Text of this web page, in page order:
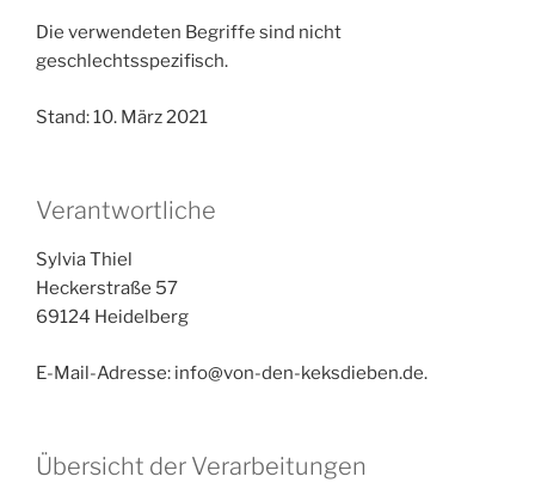
Die verwendeten Begriffe sind nicht
geschlechtsspezifisch.
Stand: 10. März 2021
Verantwortliche
Sylvia Thiel
Heckerstraße 57
69124 Heidelberg
E-Mail-Adresse: info@von-den-keksdieben.de.
Übersicht der Verarbeitungen